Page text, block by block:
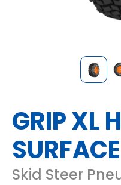
GRIP XL
SURFACE
Skid Steer